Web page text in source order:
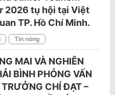
2026 tụ hội tại Việt
TP. Hồ Chí Minh.
Tin nóng
MAI VÀ NGHIÊN
BÌNH PHỎNG VẤN
CHÍ ĐẠT –